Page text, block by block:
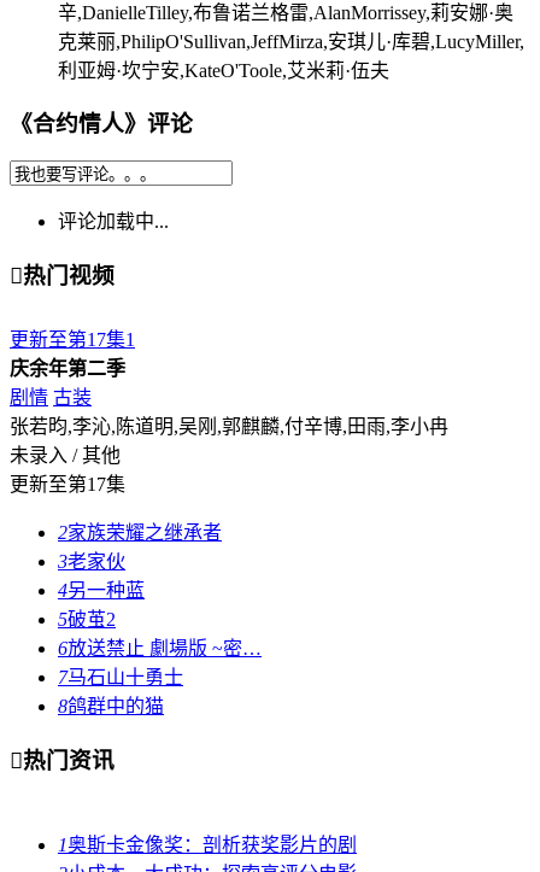
辛,DanielleTilley,布鲁诺兰格雷,AlanMorrissey,莉安娜·奥
克莱丽,PhilipO'Sullivan,JeffMirza,安琪儿·库碧,LucyMiller,
利亚姆·坎宁安,KateO'Toole,艾米莉·伍夫
《合约情人》评论
评论加载中...
热门视频
更新至第17集1
庆余年第二季
剧情 古装
张若昀,李沁,陈道明,吴刚,郭麒麟,付辛博,田雨,李小冉
未录入 / 其他
更新至第17集
2家族荣耀之继承者
3老家伙
4另一种蓝
5破茧2
6放送禁止 劇場版 ~密…
7马石山十勇士
8鸽群中的猫
热门资讯
1奥斯卡金像奖：剖析获奖影片的剧